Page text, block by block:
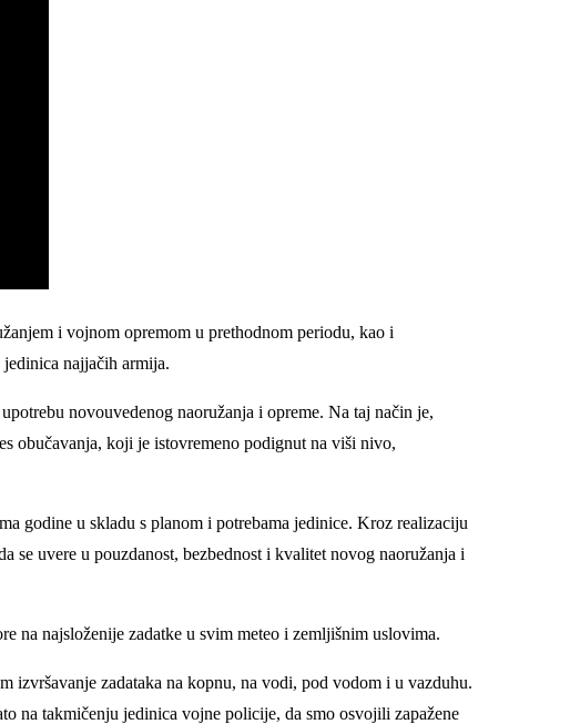
i vojnom opremom u prethodnom periodu, kao i
najjačih armija.
novouvedenog naoružanja i opreme. Na taj način je,
obučavanja, koji je istovremeno podignut na viši nivo,
godine u skladu s planom i potrebama jedinice. Kroz realizaciju
se uvere u pouzdanost, bezbednost i kvalitet novog naoružanja i
na najsloženije zadatke u svim meteo i zemljišnim uslovima.
izvršavanje zadataka na kopnu, na vodi, pod vodom i u vazduhu.
na takmičenju jedinica vojne policije, da smo osvojili zapažene